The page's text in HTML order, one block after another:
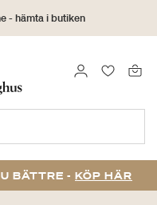
- hämta i butiken
LOGGA IN
BÄTTRE - KÖP HÄR